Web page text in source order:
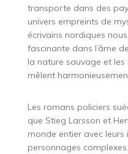
transporte dans des
univers empreints de
écrivains nordiques
fascinante dans l’âme
la nature sauvage et
mêlent
Les romans policiers
que Stieg Larsson et
monde entier avec leurs
personnages